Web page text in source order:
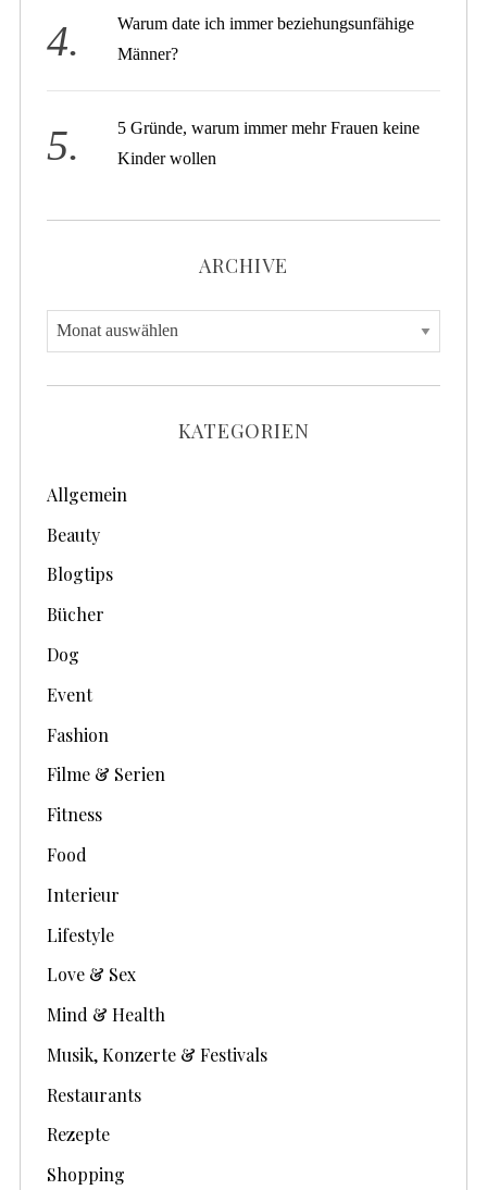
Warum date ich immer beziehungsunfähige
Männer?
5 Gründe, warum immer mehr Frauen keine
Kinder wollen
ARCHIVE
A
r
c
e
KATEGORIEN
Allgemein
Beauty
Blogtips
Bücher
Dog
Event
Fashion
Filme & Serien
Fitness
Food
Interieur
Lifestyle
Love & Sex
Mind & Health
Musik, Konzerte & Festivals
Restaurants
Rezepte
Shopping